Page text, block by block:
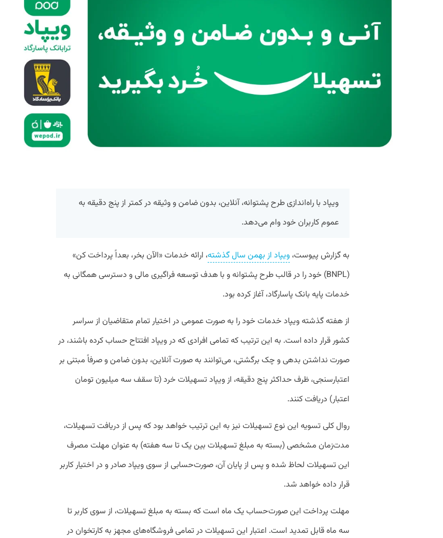
ویپاد با راه‌اندازی طرح پشتوانه، آنلاین، بدون ضامن و وثیقه در کمتر از پنج دقیقه به
عموم کاربران خود وام می‌دهد.
به گزارش پیوست،ویپاد از بهمن ‏سال گذشته، ارائه خدمات «الآن بخر، بعداً پرداخت کن»
(BNPL) خود را در قالب طرح پشتوانه و با هدف توسعه فراگیری مالی و دسترسی همگانی به
خدمات پایه بانک پاسارگاد، آغاز کرده بود.
از هفته گذشته ویپاد خدمات خود را به صورت عمومی در اختیار تمام متقاضیان از سراسر
کشور قرار داده است. به این ترتیب که تمامی افرادی که در ویپاد افتتاح حساب کرده باشند، در
صورت نداشتن بدهی و چک برگشتی، می‌توانند به صورت آنلاین، بدون ضامن و صرفاً مبتنی بر
اعتبارسنجی، ظرف حداکثر پنج دقیقه، از ویپاد تسهیلات خرد (تا سقف سه میلیون تومان
اعتبار) دریافت کنند.
روال کلی تسویه این نوع تسهیلات نیز به این ترتیب خواهد بود که پس از دریافت تسهیلات،
مدت‌زمان مشخصی (بسته به مبلغ تسهیلات بین یک تا سه هفته) به عنوان مهلت مصرف
این تسهیلات لحاظ شده و پس از پایان آن، صورت‌حسابی از سوی ویپاد صادر و در اختیار کاربر
قرار داده خواهد شد.
مهلت پرداخت این صورت‌حساب یک ماه است که بسته به مبلغ تسهیلات، از سوی کاربر تا
سه ماه قابل تمدید است. اعتبار این تسهیلات در تمامی فروشگاه‌‏های مجهز به کارتخوان در